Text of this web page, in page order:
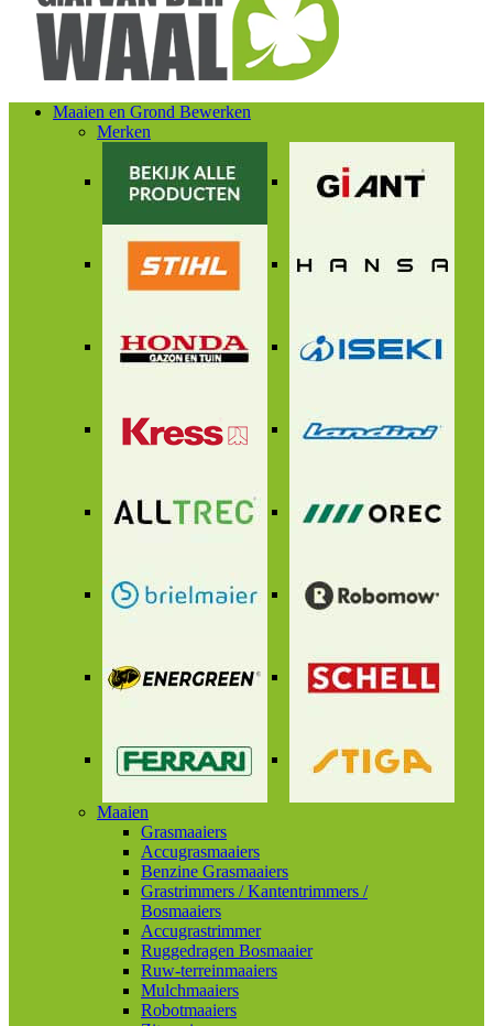
Maaien en Grond Bewerken
Merken
Maaien
Grasmaaiers
Accugrasmaaiers
Benzine Grasmaaiers
Grastrimmers / Kantentrimmers /
Bosmaaiers
Accugrastrimmer
Ruggedragen Bosmaaier
Ruw-terreinmaaiers
Mulchmaaiers
Robotmaaiers